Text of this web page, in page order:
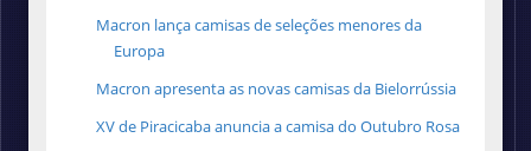
Macron lança camisas de seleções menores da
Europa
Macron apresenta as novas camisas da Bielorrússia
XV de Piracicaba anuncia a camisa do Outubro Rosa